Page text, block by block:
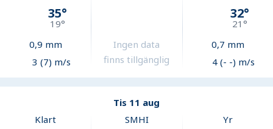
35°
19°
0,9 mm
3 (7) m/s
Ingen data
finns tillgänglig
32°
21°
0,7 mm
4 (- -) m/s
Tis 11 aug
Klart
SMHI Yr